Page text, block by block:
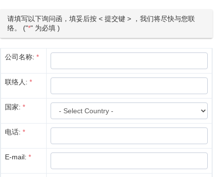
请填写以下询问函，填妥后按 < 提交键 > ，我们将尽快与您联
络。 ("*" 为必填 )
公司名称: *
联络人: *
国家: *
电话: *
E-mail: *